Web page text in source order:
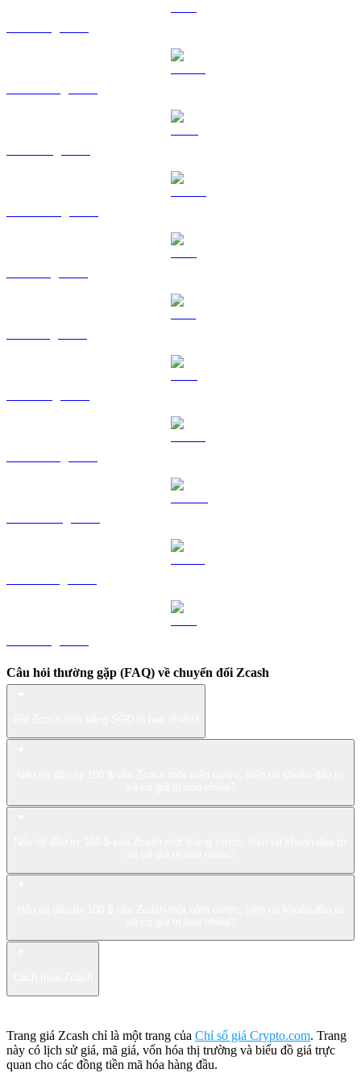
Câu hỏi thường gặp (FAQ) về chuyển đổi Zcash
Trang giá Zcash chỉ là một trang của Chỉ số giá Crypto.com. Trang
này có lịch sử giá, mã giá, vốn hóa thị trường và biểu đồ giá trực
quan cho các đồng tiền mã hóa hàng đầu.